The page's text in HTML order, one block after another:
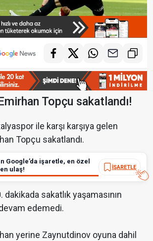
Topçu sakatlandı!
ile karşı karşıya gelen
Topçu sakatlandı.
Google’da işaretle, en özel
ulaş!
İŞARETLE
sakatlık yaşamasının
edemedi.
yerine Zaynutdinov oyuna dahil